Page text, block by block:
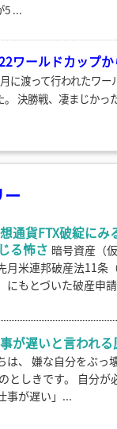
5 ...
ワールドカップ
に渡って行われたワ
。 決勝戦、凄まじかっ
通貨FTX破綻に
る怖さ 暗号資産（
月米連邦破産法11条
にもとづいた破産申
が遅いと言われ
は、 嫌な自分をぶっ
としきです。 自分が
事が遅い」...